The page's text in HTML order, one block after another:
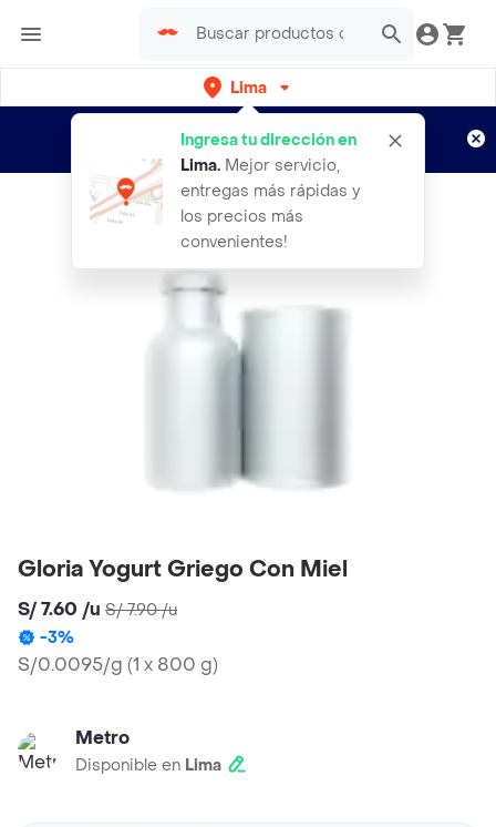
Lima
Ingresa tu dirección en
Lima. Mejor servicio,
entregas más rápidas y
los precios más
convenientes!
envíos gratis por semanas
Aplican TyC
Gloria Yogurt Griego Con Miel
S/ 7.60 /u S/ 7.90/u
-3%
S/0.0095/g (1 x 800 g)
Metro
Disponible en Lima